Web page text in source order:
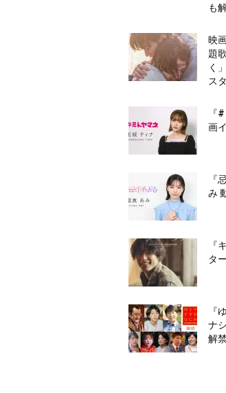
も
映
題
く
ス
『
画
『
み
『
タ
『
ナ
解禁